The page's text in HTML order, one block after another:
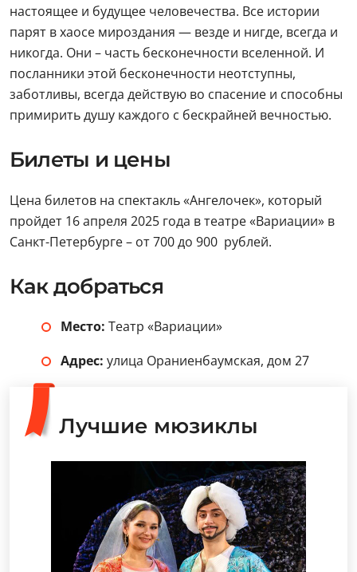
настоящее и будущее человечества. Все истории
парят в хаосе мироздания — везде и нигде, всегда и
никогда. Они – часть бесконечности вселенной. И
посланники этой бесконечности неотступны,
заботливы, всегда действую во спасение и способны
примирить душу каждого с бескрайней вечностью.
Билеты и цены
Цена билетов на спектакль «Ангелочек», который
пройдет 16 апреля 2025 года в театре «Вариации» в
Санкт-Петербурге – от 700 до 900 рублей.
Как добраться
Место: Театр «Вариации»
Адрес: улица Ораниенбаумская, дом 27
Лучшие мюзиклы